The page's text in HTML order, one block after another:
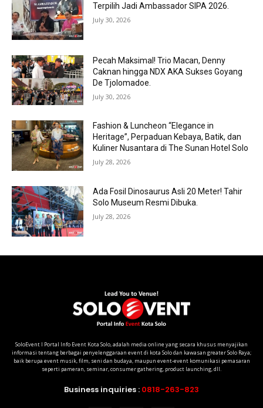
Terpilih Jadi Ambassador SIPA 2026.
July 30, 2026
Pecah Maksimal! Trio Macan, Denny
Caknan hingga NDX AKA Sukses Goyang
De Tjolomadoe.
July 30, 2026
Fashion & Luncheon “Elegance in
Heritage”, Perpaduan Kebaya, Batik, dan
Kuliner Nusantara di The Sunan Hotel Solo
July 28, 2026
Ada Fosil Dinosaurus Asli 20 Meter! Tahir
Solo Museum Resmi Dibuka.
July 28, 2026
SoloEvent I Portal Info Event Kota Solo, adalah media online yang secara khusus menyajikan
informasi tentang berbagai penyelenggaraan event di kota Solo dan kawasan greater Solo Raya;
baik berupa event musik, film, seni dan budaya, maupun event-event komunikasi pemasaran
seperti pameran, seminar, consumer gathering, product launching, dll.
Business inquiries : 0818-263-823